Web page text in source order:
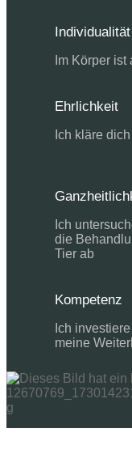
Individualität
Im Körper
Ehrlichkeit
Ich kläre
Ich
die
Tier ab
Kompetenz
Ich
meine